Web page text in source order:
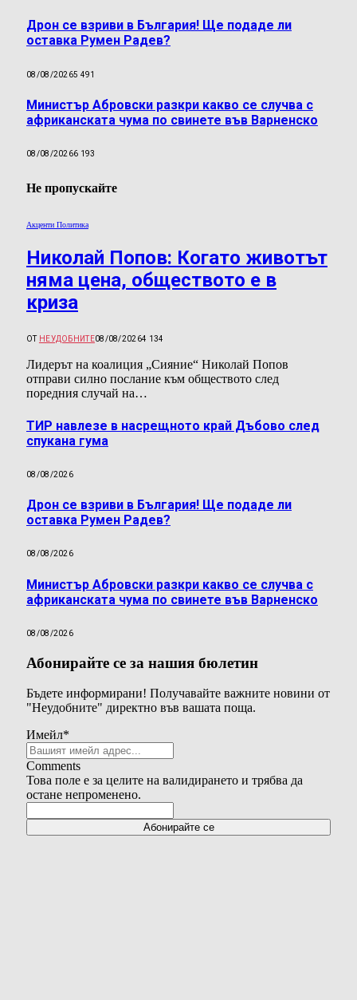
Дрон се взриви в България! Ще подаде ли
оставка Румен Радев?
08/08/20265 491
Министър Абровски разкри какво се случва с
африканската чума по свинете във Варненско
08/08/20266 193
Не пропускайте
Акценти Политика
Николай Попов: Когато животът
няма цена, обществото е в
криза
ОТ НЕУДОБНИТЕ08/08/20264 134
Лидерът на коалиция „Сияние“ Николай Попов
отправи силно послание към обществото след
поредния случай на…
ТИР навлезе в насрещното край Дъбово след
спукана гума
08/08/2026
Дрон се взриви в България! Ще подаде ли
оставка Румен Радев?
08/08/2026
Министър Абровски разкри какво се случва с
африканската чума по свинете във Варненско
08/08/2026
Абонирайте се за нашия бюлетин
Бъдете информирани! Получавайте важните новини от
"Неудобните" директно във вашата поща.
Имейл*
Comments
Това поле е за целите на валидирането и трябва да
остане непроменено.